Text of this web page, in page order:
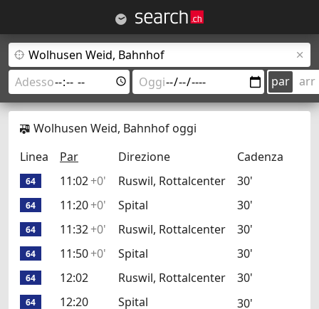
par arr
Wolhusen Weid, Bahnhof oggi
Linea
Par Direzione Cadenza
64 11:02+0' Ruswil, Rottalcenter 30'
64 11:20+0' Spital 30'
64 11:32+0' Ruswil, Rottalcenter 30'
64 11:50+0' Spital 30'
64 12:02 Ruswil, Rottalcenter 30'
64 12:20 Spital
30'